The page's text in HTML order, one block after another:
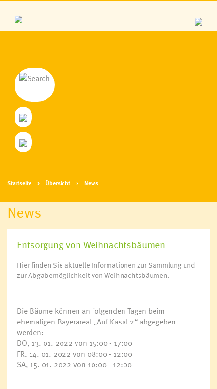
Startseite Übersicht News
News
Entsorgung von Weihnachtsbäumen
Hier finden Sie aktuelle Informationen zur Sammlung und
zur Abgabemöglichkeit von Weihnachtsbäumen.
Die Bäume können an folgenden Tagen beim
ehemaligen Bayerareal „Auf Kasal 2“ abgegeben
werden:
DO, 13. 01. 2022 von 15:00 - 17:00
FR, 14. 01. 2022 von 08:00 - 12:00
SA, 15. 01. 2022 von 10:00 - 12:00